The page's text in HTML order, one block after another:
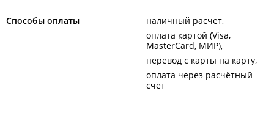
Способы оплаты
наличный расчёт
оплата картой (Visa,
MasterCard, МИР)
перевод с карты на карту
оплата через расчётный
счёт